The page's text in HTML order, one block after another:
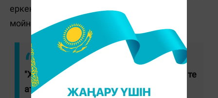
еркектерде үрпіден, әйелдерде жатыр
мойнынан басталады.
"Халықтың арасында оны "трипак" деп те
атайды. Негізгі атауы – гонорея